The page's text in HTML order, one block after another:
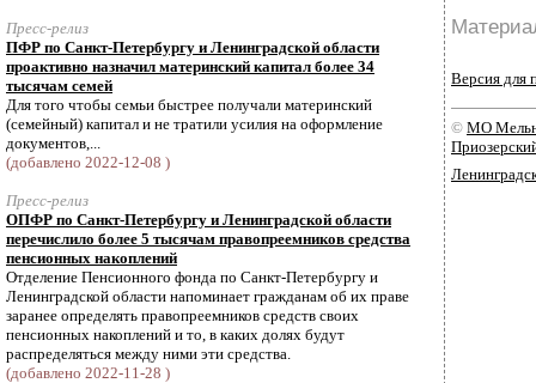
Пресс-релиз
ПФР по Санкт-Петербургу и Ленинградской области
проактивно назначил материнский капитал более 34
тысячам семей
Для того чтобы семьи быстрее получали материнский
(семейный) капитал и не тратили усилия на оформление
документов,...
(добавлено 2022-12-08 )
Пресс-релиз
ОПФР по Санкт-Петербургу и Ленинградской области
перечислило более 5 тысячам правопреемников средства
пенсионных накоплений
Отделение Пенсионного фонда по Санкт-Петербургу и
Ленинградской области напоминает гражданам об их праве
заранее определять правопреемников средств своих
пенсионных накоплений и то, в каких долях будут
распределяться между ними эти средства.
(добавлено 2022-11-28 )
Версия для
© МО